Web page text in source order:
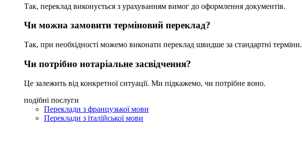
Так, переклад виконується з урахуванням вимог до оформлення документів.
Чи можна замовити терміновий переклад?
Так, при необхідності можемо виконати переклад швидше за стандартні терміни.
Чи потрібно нотаріальне засвідчення?
Це залежить від конкретної ситуації. Ми підкажемо, чи потрібне воно.
подібні послуги
Переклади з французької мови
Переклади з італійської мови